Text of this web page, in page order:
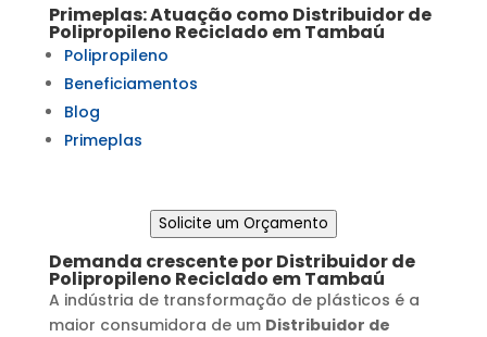
Primeplas: Atuação como Distribuidor de
Polipropileno Reciclado emTambaú
Polipropileno
Beneficiamentos
Blog
Primeplas
Solicite um Orçamento
Demanda crescente porDistribuidor de
Polipropileno Reciclado emTambaú
A indústria de transformação de plásticos é a
maior consumidora de um Distribuidor de